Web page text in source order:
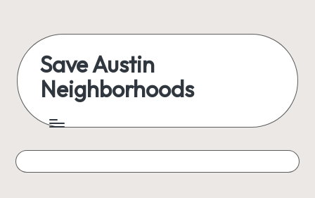
content
Save Austin
Neighborhoods
Austin
everything